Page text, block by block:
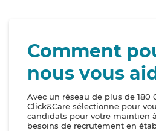
Comment
nous vous
Avec un réseau de plus de 180
Click&Care sélectionne pour
candidats pour votre maintien
besoins de recrutement en